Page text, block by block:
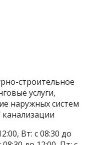
строительное
услуги,
наружных систем
Вт: с 08:30 до